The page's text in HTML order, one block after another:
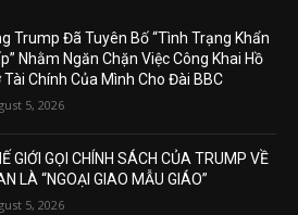
Trump Đã Tuyên Bố “Tình Trạng Khẩn
Nhằm Ngăn Chặn Việc Công Khai Hồ
Tài Chính Của Mình Cho Đài BBC
5, 2026
GIỚI GỌI CHÍNH SÁCH CỦA TRUMP VỀ
LÀ “NGOẠI GIAO MẪU GIÁO”
5, 2026